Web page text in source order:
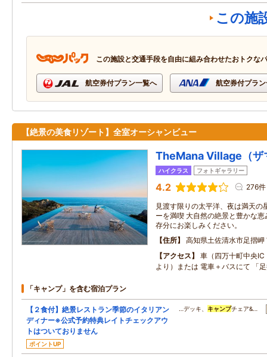
この施
この施設と交通手段を自由に組み合わせたおトクな
航空券付プラン一覧へ 航空券付プラ
【絶景の美食リゾート】全室オーシャンビュー
TheMana Village（
ハイクラス フォトギャラリー
4.2 276件
見渡す限りの太平洋、夜は満天の
ーを満喫 大自然の絶景と豊かな
存分にお楽しみください。
住所
高知県土佐清水市足摺岬
アクセス
車（四万十町中央
より）または 電車＋バスにて 「
「キャンプ」を含む宿泊プラン
【２食付】絶景レストラン季節のイタリアン
ディナー※公式予約特典レイトチェックアウ
トはついておりません
ポイントUP
…デッキ、 キャンプチェア&…